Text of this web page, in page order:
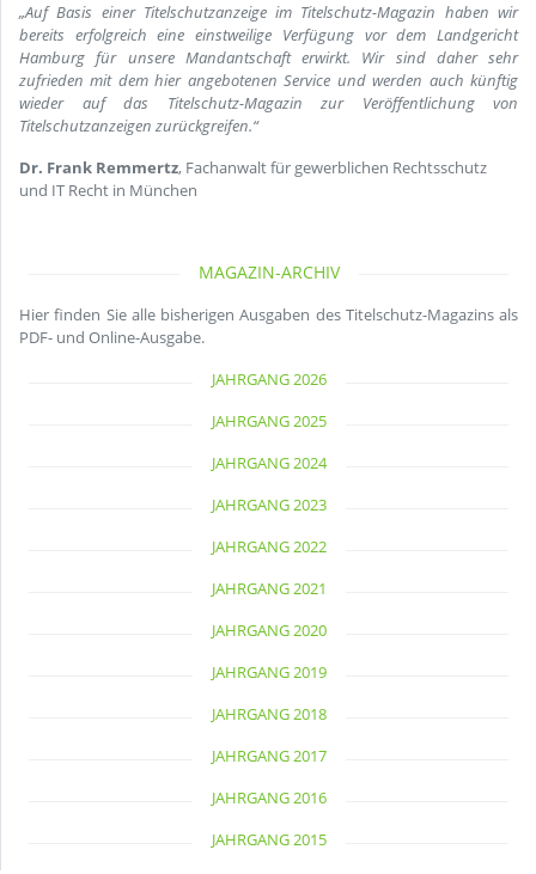
„Auf Basis einer Titelschutzanzeige im Titelschutz-Magazin haben wir
bereits erfolgreich eine einstweilige Verfügung vor dem Landgericht
Hamburg für unsere Mandantschaft erwirkt. Wir sind daher sehr
zufrieden mit dem hier angebotenen Service und werden auch künftig
wieder auf das Titelschutz-Magazin zur Veröffentlichung von
Titelschutzanzeigen zurückgreifen.“
Dr. Frank Remmertz, Fachanwalt für gewerblichen Rechtsschutz
und IT Recht in München
MAGAZIN-ARCHIV
Hier finden Sie alle bisherigen Ausgaben des Titelschutz-Magazins als
PDF- und Online-Ausgabe.
JAHRGANG 2026
JAHRGANG 2025
JAHRGANG 2024
JAHRGANG 2023
JAHRGANG 2022
JAHRGANG 2021
JAHRGANG 2020
JAHRGANG 2019
JAHRGANG 2018
JAHRGANG 2017
JAHRGANG 2016
JAHRGANG 2015